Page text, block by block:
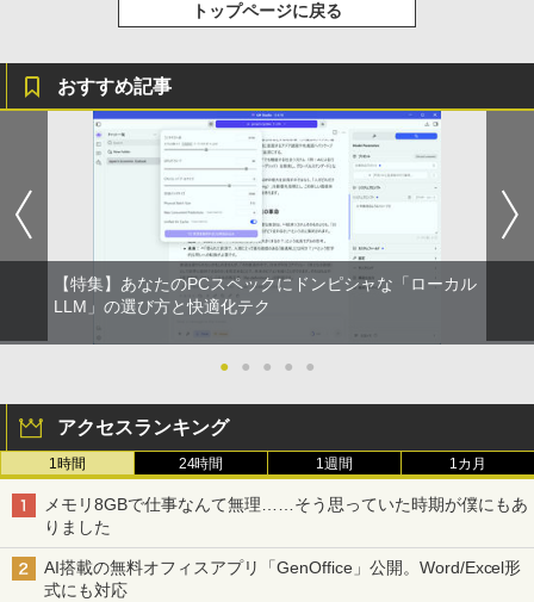
トップページに戻る
おすすめ記事
【特集】あなたのPCスペックにドンピシャな「ローカル
LLM」の選び方と快適化テク
● ● ● ● ●
アクセスランキング
1時間 24時間 1週間 1カ月
メモリ8GBで仕事なんて無理……そう思っていた時期が僕にもあ
りました
AI搭載の無料オフィスアプリ「GenOffice」公開。Word/Excel形
式にも対応